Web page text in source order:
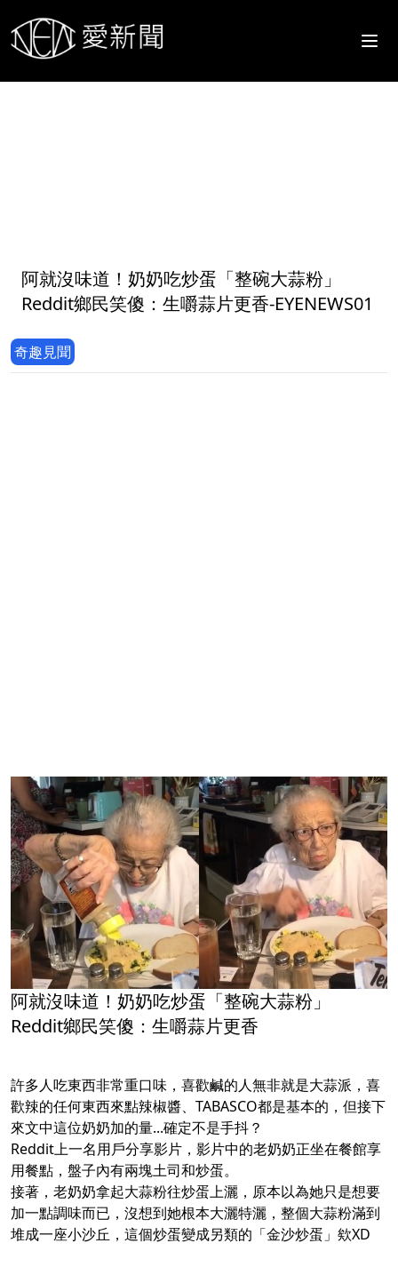
阿就沒味道！奶奶吃炒蛋「整碗大蒜粉」
Reddit鄉民笑傻：生嚼蒜片更香-EYENEWS01
奇趣見聞
阿就沒味道！奶奶吃炒蛋「整碗大蒜粉」
Reddit鄉民笑傻：生嚼蒜片更香
許多人吃東西非常重口味，喜歡鹹的人無非就是大蒜派，喜
歡辣的任何東西來點辣椒醬、TABASCO都是基本的，但接下
來文中這位奶奶加的量...確定不是手抖？
Reddit上一名用戶分享影片，影片中的老奶奶正坐在餐館享
用餐點，盤子內有兩塊土司和炒蛋。
接著，老奶奶拿起大蒜粉往炒蛋上灑，原本以為她只是想要
加一點調味而已，沒想到她根本大灑特灑，整個大蒜粉滿到
堆成一座小沙丘，這個炒蛋變成另類的「金沙炒蛋」欸XD